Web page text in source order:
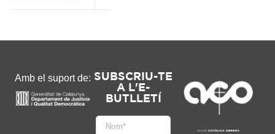
Amb el suport de: SUBSCRIU-TE
A L'E-
BUTLLETÍ